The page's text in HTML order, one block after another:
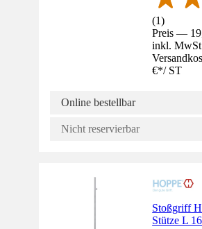
(1)
Preis —
inkl.
€*/ ST
Online bestellbar
Nicht reservierbar
Stoßgriff
Stütze L